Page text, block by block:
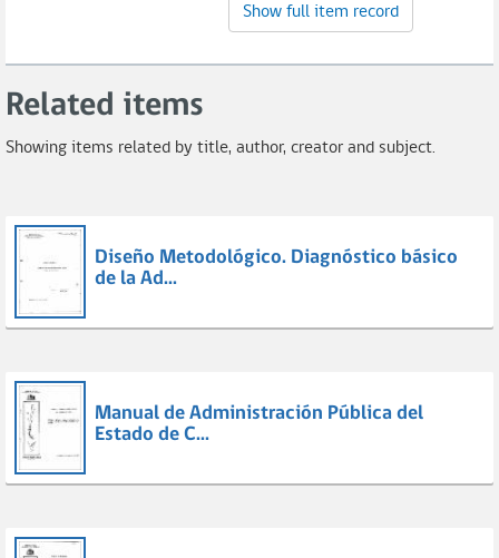
Show full item record
Related items
Showing items related by title, author, creator and subject.
Diseño Metodológico. Diagnóstico básico
de la Ad...
Manual de Administración Pública del
Estado de C...